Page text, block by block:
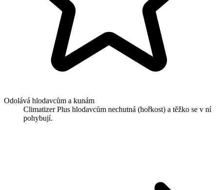
Odolává hlodavcům a kunám
Climatizer Plus hlodavcům nechutná (hořkost) a těžko se v ní
pohybují.